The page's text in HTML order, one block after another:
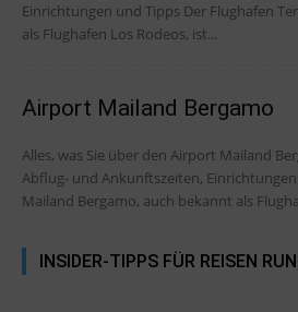
Einrichtungen und Tipps Der Flughafen Tenerife Norte, auch bekannt
als Flughafen Los Rodeos, ist...
Airport Mailand Bergamo
Alles, was Sie über den Airport Mailand
Abflug- und Ankunftszeiten, Einrichtungen und Tipps
Mailand Bergamo, auch bekannt als
INSIDER-TIPPS FÜR REISEN